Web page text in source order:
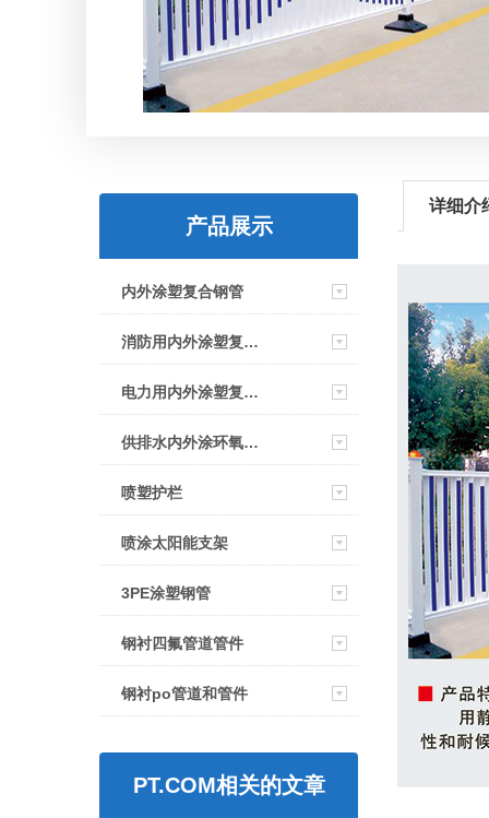
产品展示
内外涂塑复合钢管
消防用内外涂塑复合钢管
电力用内外涂塑复合钢管
供排水内外涂环氧复合钢管
喷塑护栏
喷涂太阳能支架
3PE涂塑钢管
钢衬四氟管道管件
钢衬po管道和管件
PT.COM相关的文章
详细介